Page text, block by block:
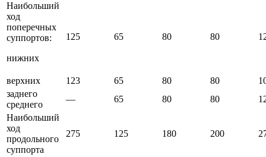
Наибольший
ход
поперечных
суппортов:
нижних
125 65 80 80
верхних 123 65 80 80
заднего
среднего
— 65 80 80
Наибольший
ход
продольного
суппорта
275 125 180 200